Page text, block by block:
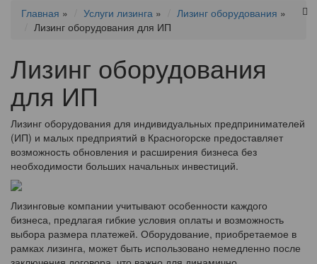
Главная » Услуги лизинга » Лизинг оборудования »
Лизинг оборудования для ИП
Лизинг оборудования
для ИП
Лизинг оборудования для индивидуальных предпринимателей
(ИП) и малых предприятий в Красногорске предоставляет
возможность обновления и расширения бизнеса без
необходимости больших начальных инвестиций.
Лизинговые компании учитывают особенности каждого
бизнеса, предлагая гибкие условия оплаты и возможность
выбора размера платежей. Оборудование, приобретаемое в
рамках лизинга, может быть использовано немедленно после